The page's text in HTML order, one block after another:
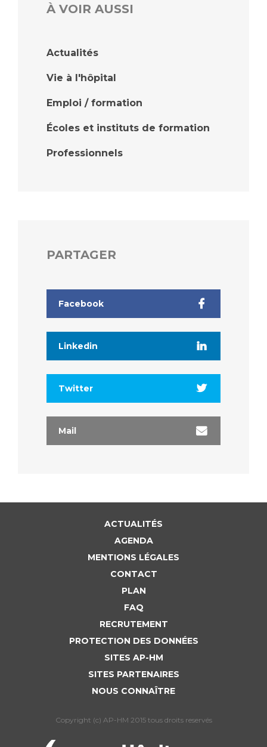
À VOIR AUSSI
Actualités
Vie à l'hôpital
Emploi / formation
Écoles et instituts de formation
Professionnels
PARTAGER
Facebook
Linkedin
Twitter
Mail
ACTUALITÉS
AGENDA
MENTIONS LÉGALES
CONTACT
PLAN
FAQ
RECRUTEMENT
PROTECTION DES DONNÉES
SITES AP-HM
SITES PARTENAIRES
NOUS CONNAÎTRE
Copyright (c) AP-HM 2015 tous droits reservés